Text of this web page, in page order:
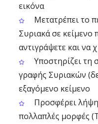
εικόνα
Μετατρέπει το
Συριακά σε κείμενο
αντιγράψετε και να
Υποστηρίζει τη
γραφής Συριακών
εξαγόμενο κείμενο
Προσφέρει
πολλαπλές μορφές